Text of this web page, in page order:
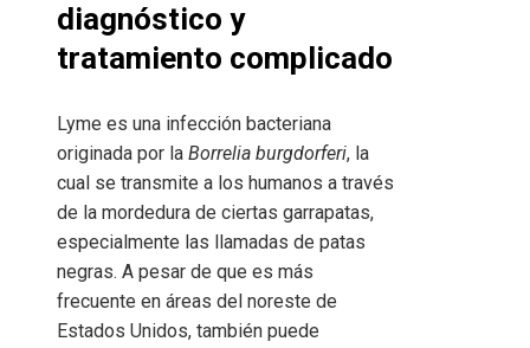
diagnóstico y
tratamiento complicado
Lyme es una infección bacteriana
originada por la Borrelia burgdorferi, la
cual se transmite a los humanos a través
de la mordedura de ciertas garrapatas,
especialmente las llamadas de patas
negras. A pesar de que es más
frecuente en áreas del noreste de
Estados Unidos, también puede